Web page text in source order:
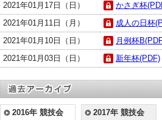
2021年01月17日（日）
かさぎ杯
2021年01月11日（月）
成人の日杯
2021年01月10日（日）
月例杯
2021年01月03日（日）
新年杯(PDF)
2016年 競技会 2017年 競技会